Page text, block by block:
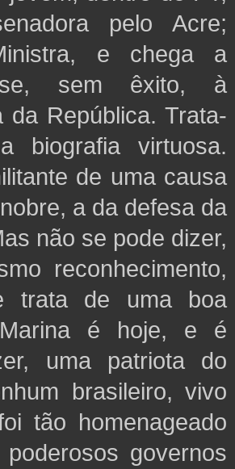
pelo Acre;
e chega a
se, sem êxito, à
da República. Trata-
biografia virtuosa.
de uma causa
a da defesa da
não se pode dizer,
reconhecimento,
trata de uma boa
Marina é hoje, e é
uma patriota do
brasileiro, vivo
tão homenageado
governos